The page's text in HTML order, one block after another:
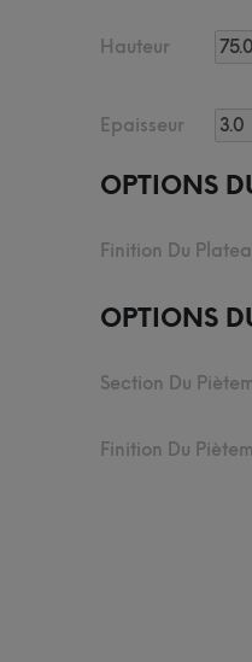
Hauteur
Epaisseur
OPTIONS
Finition Du
OPTIONS
Section Du
Finition Du